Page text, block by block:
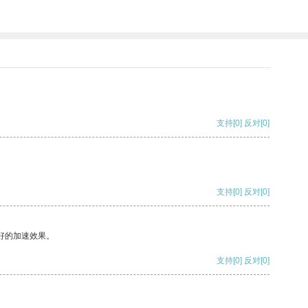
支持[0] 反对[0]
支持[0] 反对[0]
加速效果。
支持[0] 反对[0]